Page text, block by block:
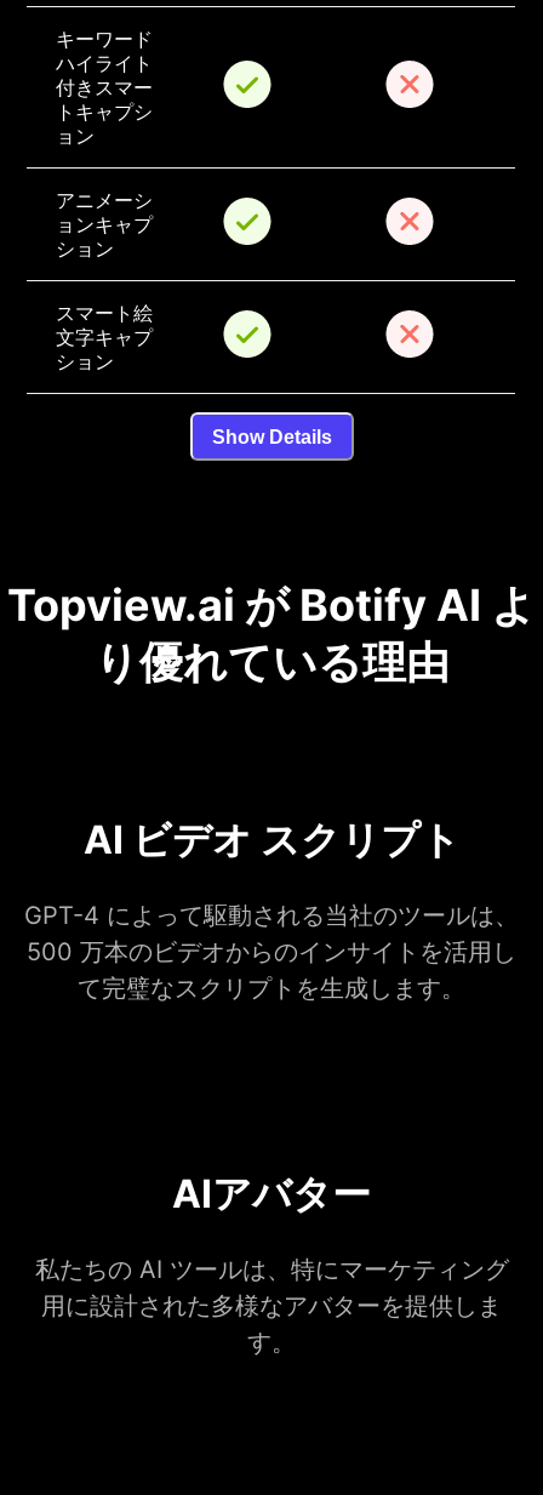
キーワード
ハイライト
付きスマー
トキャプシ
ョン
アニメーシ
ョンキャプ
ション
スマート絵
文字キャプ
ション
Show Details
Topview.ai が Botify AI よ
り優れている理由
AI ビデオ スクリプト
GPT-4 によって駆動される当社のツールは、
500 万本のビデオからのインサイトを活用し
て完璧なスクリプトを生成します。
AIアバター
私たちの AI ツールは、特にマーケティング
用に設計された多様なアバターを提供しま
す。